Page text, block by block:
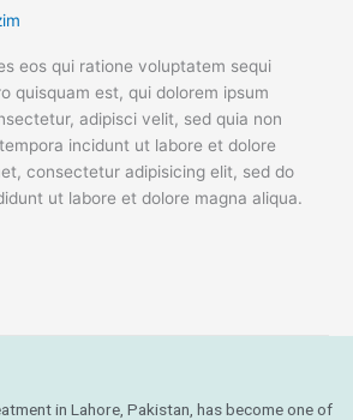
eos qui ratione voluptatem sequi
quisquam est, qui dolorem ipsum
adipisci velit, sed quia non
incidunt ut labore et dolore
consectetur adipisicing elit, sed do
ut labore et dolore magna aliqua.
in Lahore, Pakistan, has become one of